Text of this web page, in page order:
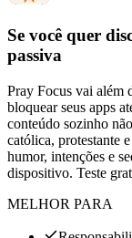
Se você quer
passiva
Pray Focus vai além
bloquear seus apps
conteúdo sozinho
católica, protestante
humor, intenções e
dispositivo. Teste
MELHOR PARA